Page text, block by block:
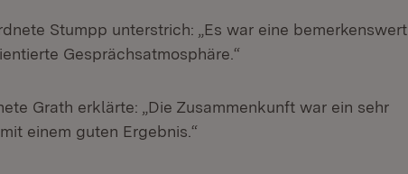
Stumpp unterstrich: „Es war eine bemerkenswert
Gesprächsatmosphäre.“
Grath erklärte: „Die Zusammenkunft war ein sehr
einem guten Ergebnis.“